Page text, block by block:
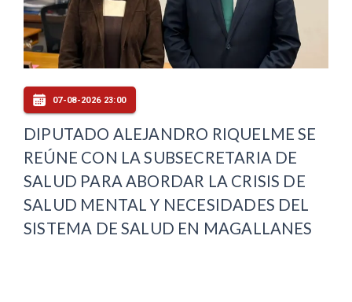
07-08-2026 23:00
DIPUTADO ALEJANDRO RIQUELME SE
REÚNE CON LA SUBSECRETARIA DE
SALUD PARA ABORDAR LA CRISIS DE
SALUD MENTAL Y NECESIDADES DEL
SISTEMA DE SALUD EN MAGALLANES